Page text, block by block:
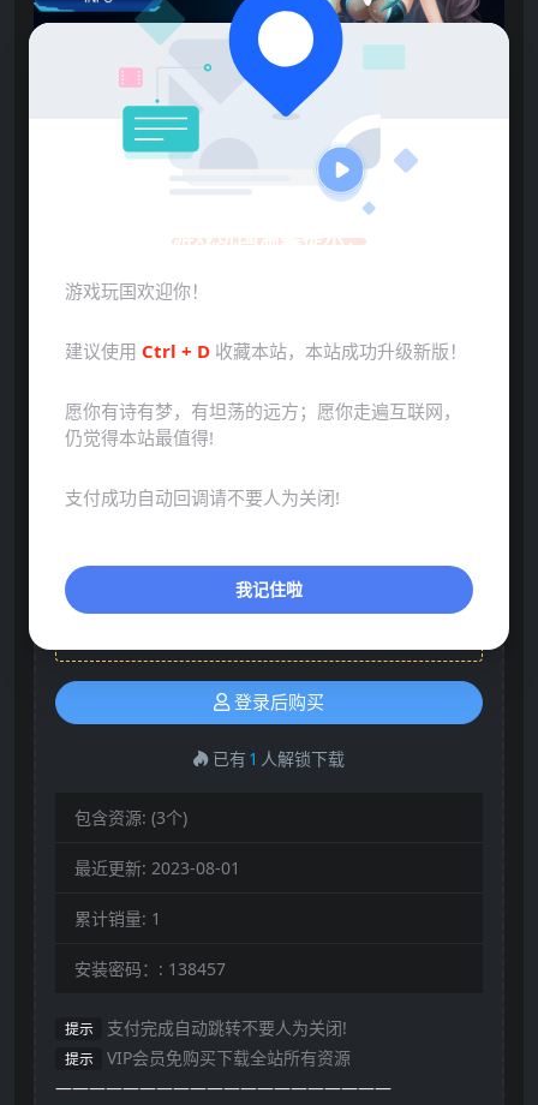
声明：本站所有文章，如无特殊说明或标注，均为本站原
创发布。任何个人或组织，在未征得本站同意时，禁止复
制、盗用、采集、发布本站内容到任何网站、书籍等各类媒
们进行处理。
登录后购买
已有 1 人解锁下载
包含资源: (3个)
最近更新: 2023-08-01
累计销量: 1
安装密码：: 138457
提示 支付完成自动跳转不要人为关闭!
提示
VIP会员免购买下载全站所有资源
————————————————————
游戏玩国温馨提示：
游戏玩国欢迎你！
建议使用 Ctrl + D 收藏本站，本站成功升级新版！
愿你有诗有梦，有坦荡的远方；愿你走遍互联网，
仍觉得本站最值得!
支付成功自动回调请不要人为关闭!
我记住啦